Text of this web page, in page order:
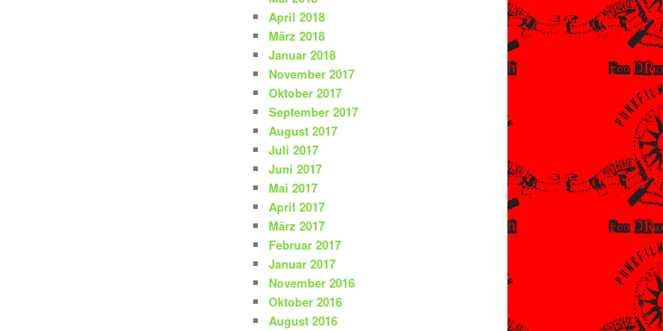
April 2018
März 2018
Januar 2018
November 2017
Oktober 2017
September 2017
August 2017
Juli 2017
Juni 2017
Mai 2017
April 2017
März 2017
Februar 2017
Januar 2017
November 2016
Oktober 2016
August 2016